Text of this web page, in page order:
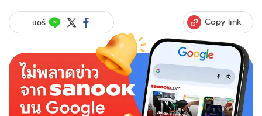
แชร์ Copy link